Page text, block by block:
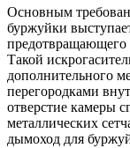
Основным
буржуйки
предотвращающего
Такой
дополнительного
перегородками
отверстие камеры
металлических
дымоход для